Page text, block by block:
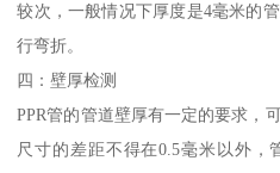
较次，一般情况下厚度是4毫米的
行弯折。
四：壁厚检测
PPR管的管道壁厚有一定的要求，
尺寸的差距不得在0.5毫米以外